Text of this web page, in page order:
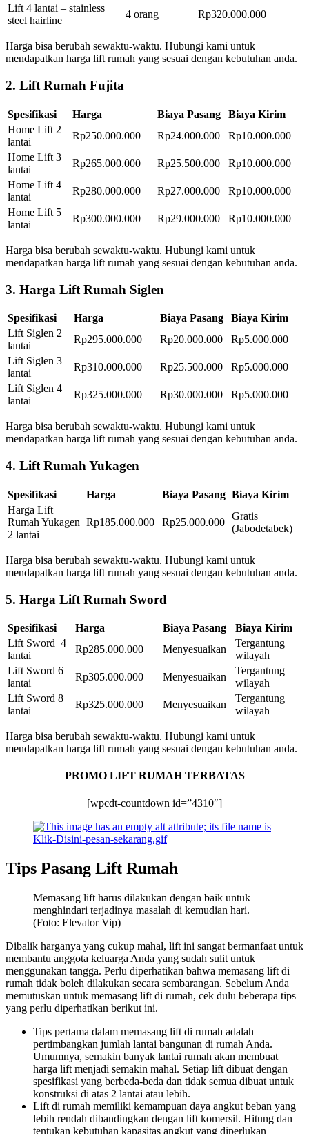
Lift 4 lantai – stainless
steel hairline
4 orang Rp320.000.000
Harga bisa berubah sewaktu-waktu. Hubungi kami untuk
mendapatkan harga lift rumah yang sesuai dengan kebutuhan anda.
2. Lift Rumah Fujita
Spesifikasi Harga Biaya Pasang
Biaya Kirim
Home Lift 2
lantai
Rp250.000.000 Rp24.000.000
Rp10.000.000
Home Lift 3
lantai
Rp265.000.000 Rp25.500.000
Rp10.000.000
Home Lift 4
lantai
Rp280.000.000 Rp27.000.000
Rp10.000.000
Home Lift 5
lantai
Rp300.000.000 Rp29.000.000 Rp10.000.000
Harga bisa berubah sewaktu-waktu. Hubungi kami untuk
mendapatkan harga lift rumah yang sesuai dengan kebutuhan anda.
3. Harga Lift Rumah Siglen
Spesifikasi Harga Biaya Pasang
Biaya Kirim
Lift Siglen 2
lantai
Rp295.000.000 Rp20.000.000
Rp5.000.000
Lift Siglen 3
lantai
Rp310.000.000 Rp25.500.000
Rp5.000.000
Lift Siglen 4
lantai
Rp325.000.000 Rp30.000.000 Rp5.000.000
Harga bisa berubah sewaktu-waktu. Hubungi kami untuk
mendapatkan harga lift rumah yang sesuai dengan kebutuhan anda.
4. Lift Rumah Yukagen
Spesifikasi Harga Biaya Pasang Biaya Kirim
Harga Lift
Rumah Yukagen
2 lantai
Rp185.000.000 Rp25.000.000
Gratis
(Jabodetabek)
Harga bisa berubah sewaktu-waktu. Hubungi kami untuk
mendapatkan harga lift rumah yang sesuai dengan kebutuhan anda.
5. Harga Lift Rumah Sword
Spesifikasi Harga Biaya Pasang
Biaya Kirim
Lift Sword 4
lantai
Rp285.000.000 Menyesuaikan
Tergantung
wilayah
Lift Sword 6
lantai
Rp305.000.000 Menyesuaikan
Tergantung
wilayah
Lift Sword 8
lantai
Rp325.000.000 Menyesuaikan
Tergantung
wilayah
Harga bisa berubah sewaktu-waktu. Hubungi kami untuk
mendapatkan harga lift rumah yang sesuai dengan kebutuhan anda.
PROMO LIFT RUMAH TERBATAS
[wpcdt-countdown id=”4310″]
Tips Pasang Lift Rumah
Memasang lift harus dilakukan dengan baik untuk
menghindari terjadinya masalah di kemudian hari.
(Foto: Elevator Vip)
Dibalik harganya yang cukup mahal, lift ini sangat bermanfaat untuk
membantu anggota keluarga Anda yang sudah sulit untuk
menggunakan tangga. Perlu diperhatikan bahwa memasang lift di
rumah tidak boleh dilakukan secara sembarangan. Sebelum Anda
memutuskan untuk memasang lift di rumah, cek dulu beberapa tips
yang perlu diperhatikan berikut ini.
Tips pertama dalam memasang lift di rumah adalah
pertimbangkan jumlah lantai bangunan di rumah Anda.
Umumnya, semakin banyak lantai rumah akan membuat
harga lift menjadi semakin mahal. Setiap lift dibuat dengan
spesifikasi yang berbeda-beda dan tidak semua dibuat untuk
konstruksi di atas 2 lantai atau lebih.
Lift di rumah memiliki kemampuan daya angkut beban yang
lebih rendah dibandingkan dengan lift komersil. Hitung dan
tentukan kebutuhan kapasitas angkut yang diperlukan